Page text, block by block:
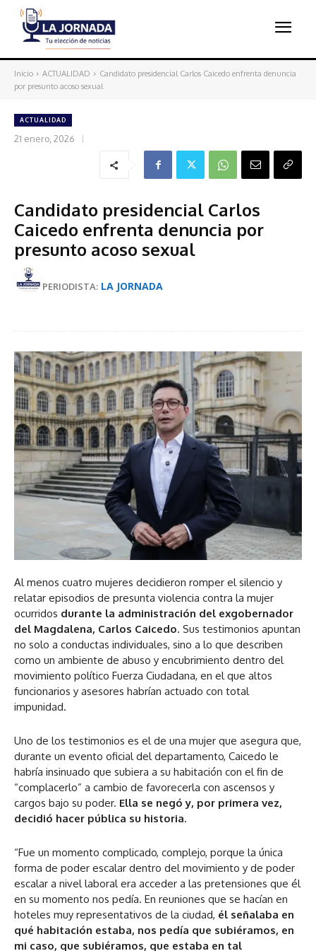
Inicio ACTUALIDAD
Candidato presidencial Carlos Caicedo enfrenta denuncia
por presunto acoso sexual
ACTUALIDAD
21 enero, 2026
Candidato presidencial Carlos
Caicedo enfrenta denuncia por
presunto acoso sexual
PERIODISTA: LA JORNADA
Al menos cuatro mujeres decidieron romper el silencio y
relatar episodios de presunta violencia contra la mujer
ocurridos durante la administración del exgobernador
del Magdalena, Carlos Caicedo. Sus testimonios apuntan
no solo a conductas individuales, sino a lo que describen
como un ambiente de abuso y encubrimiento dentro del
movimiento político Fuerza Ciudadana, en el que altos
funcionarios y asesores habrían actuado con total
impunidad.
Uno de los testimonios es el de una mujer que asegura que,
durante un evento oficial del departamento, Caicedo le
habría insinuado que subiera a su habitación con el fin de
“complacerlo” a cambio de favorecerla con ascensos y
cargos bajo su poder. Ella se negó y, por primera vez,
decidió hacer pública su historia.
“Fue un momento complicado, complejo, porque la única
forma de poder escalar dentro del movimiento y de poder
escalar a nivel laboral era acceder a las pretensiones que él
en su momento nos pedía. En reuniones que se hacían en
hoteles muy representativos de la ciudad, él señalaba en
qué habitación estaba, nos pedía que subiéramos, en
mi caso, que subiéramos, que estaba en tal